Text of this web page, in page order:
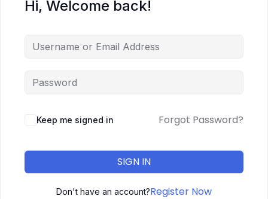
Hi, Welcome back!
Keep me signed in Forgot Password?
SIGN IN
Don't have an account?Register Now